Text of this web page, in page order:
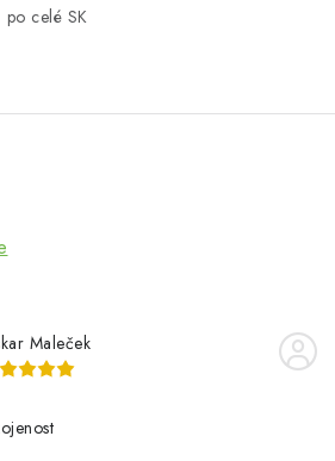
po celé SK
Maleček